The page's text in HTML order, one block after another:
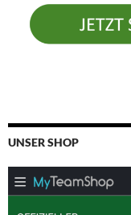
UNSER SHOP